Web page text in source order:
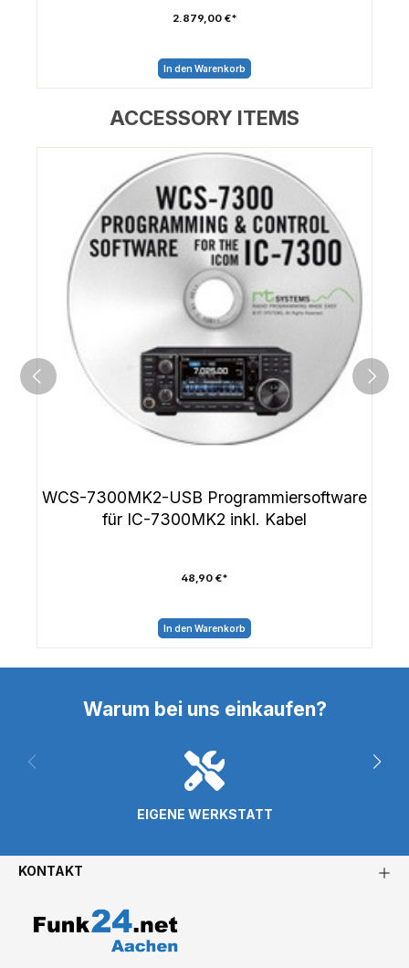
2.879,00 €*
In den Warenkorb
ACCESSORY ITEMS
WCS-7300MK2-USB Programmiersoftware
für IC-7300MK2 inkl. Kabel
48,90 €*
In den Warenkorb
Warum bei uns einkaufen?
EIGENE WERKSTATT
KONTAKT